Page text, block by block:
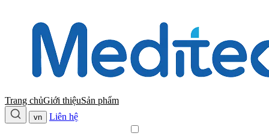
Trang chủGiới thiệuSản phẩm
vn Liên hệ